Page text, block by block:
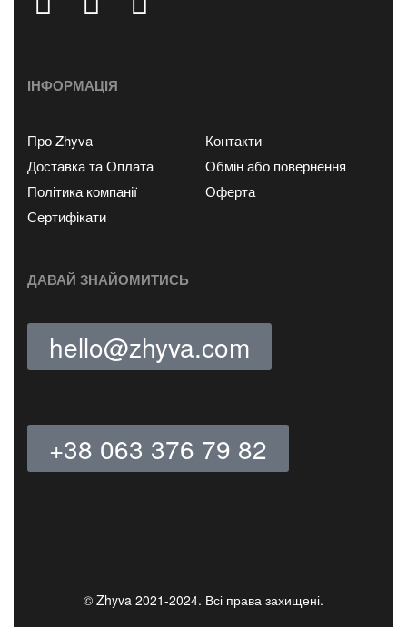
ІНФОРМАЦІЯ
Про Zhyva
Контакти
Доставка та Оплата
Обмін або повернення
Політика компанії
Оферта
Сертифікати
ДАВАЙ ЗНАЙОМИТИСЬ
hello@zhyva.com
+38 063 376 79 82
© Zhyva 2021-2024. Всі права захищені.